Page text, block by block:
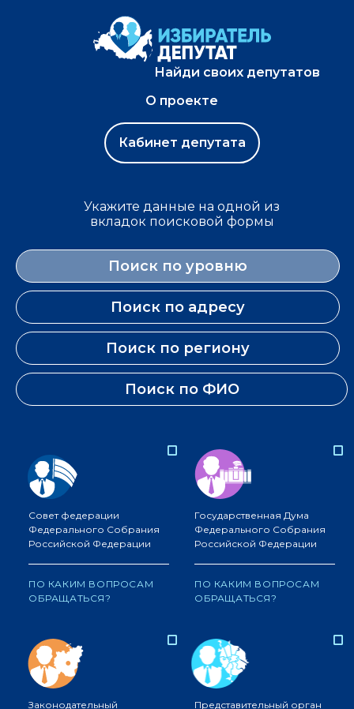
Найди своих депутатов
О проекте
Кабинет депутата
Укажите данные на одной из
вкладок поисковой формы
Поиск по уровню
Поиск по адресу
Поиск по региону
Поиск по ФИО
Совет федерации
Федерального Собрания
Российской Федерации
ПО КАКИМ ВОПРОСАМ
ОБРАЩАТЬСЯ?
Государственная Дума
Федерального Собрания
Российской Федерации
ПО КАКИМ ВОПРОСАМ
ОБРАЩАТЬСЯ?
Законодательный
Представительный орган